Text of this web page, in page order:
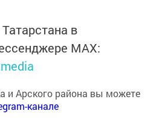
в
MАХ:
и Арского района вы можете
канале